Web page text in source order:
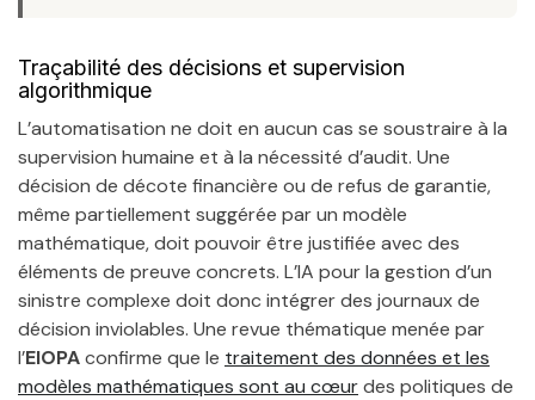
Traçabilité des décisions et supervision
algorithmique
L’automatisation ne doit en aucun cas se soustraire à la
supervision humaine et à la nécessité d’audit. Une
décision de décote financière ou de refus de garantie,
même partiellement suggérée par un modèle
mathématique, doit pouvoir être justifiée avec des
éléments de preuve concrets. L’IA pour la gestion d’un
sinistre complexe doit donc intégrer des journaux de
décision inviolables. Une revue thématique menée par
l’EIOPAconfirme que le traitement des données et les
modèles mathématiques sont au cœurdes politiques de